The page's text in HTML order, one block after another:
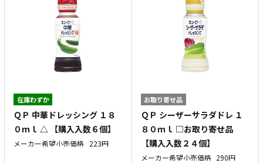
在庫わずか
ＱＰ 中華ドレッシング １８
０ｍｌ △ 【購入入数６個】
メーカー希望小売価格 223円
お取り寄せ品
ＱＰ シーザーサラダドレ １
８０ｍｌ □お取り寄せ品
【購入入数２４個】
メーカー希望小売価格 290円